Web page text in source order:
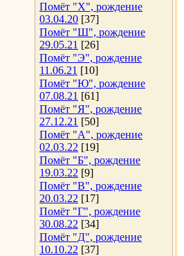
Помёт "Х", рождение
03.04.20 [37]
Помёт "Ш", рождение
29.05.21 [26]
Помёт "Э", рождение
11.06.21 [10]
Помёт "Ю", рождение
07.08.21 [61]
Помёт "Я", рождение
27.12.21 [50]
Помёт "А", рождение
02.03.22 [19]
Помёт "Б", рождение
19.03.22 [9]
Помёт "В", рождение
20.03.22 [17]
Помёт "Г", рождение
30.08.22 [34]
Помёт "Д", рождение
10.10.22 [37]